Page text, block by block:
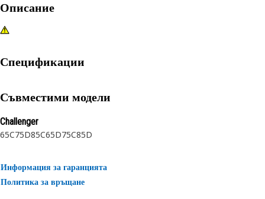
Описание
Спецификации
Съвместими модели
Challenger
65C75D85C65D75C85D
Информация за гаранцията
Политика за връщане